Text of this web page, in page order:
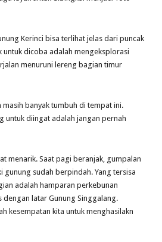
Kerinci bisa terlihat jelas dari puncak
untuk dicoba adalah mengeksplorasi
menuruni lereng bagian timur
banyak tumbuh di tempat ini.
untuk diingat adalah jangan pernah
menarik. Saat pagi beranjak, gumpalan
gunung sudah berpindah. Yang tersisa
adalah hamparan perkebunan
dengan latar Gunung Singgalang.
kesempatan kita untuk menghasilakn